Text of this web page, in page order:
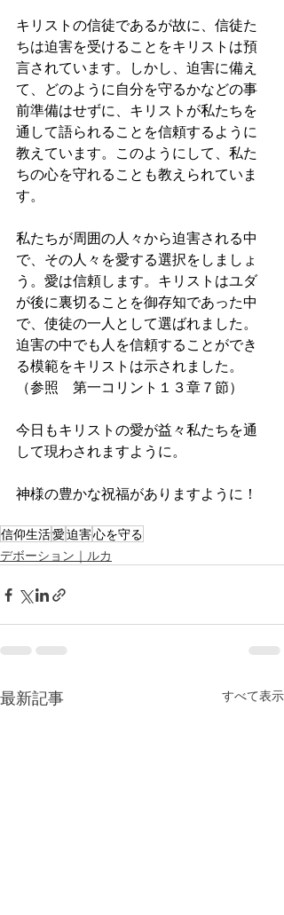
キリストの信徒であるが故に、信徒た
ちは迫害を受けることをキリストは預
言されています。しかし、迫害に備え
て、どのように自分を守るかなどの事
前準備はせずに、キリストが私たちを
通して語られることを信頼するように
教えています。このようにして、私た
ちの心を守れることも教えられていま
す。
私たちが周囲の人々から迫害される中
で、その人々を愛する選択をしましょ
う。愛は信頼します。キリストはユダ
が後に裏切ることを御存知であった中
で、使徒の一人として選ばれました。
迫害の中でも人を信頼することができ
る模範をキリストは示されました。
（参照　第一コリント１３章７節）
今日もキリストの愛が益々私たちを通
して現わされますように。
神様の豊かな祝福がありますように！
信仰生活愛迫害心を守る
デボーション｜ルカ
最新記事 すべて表示